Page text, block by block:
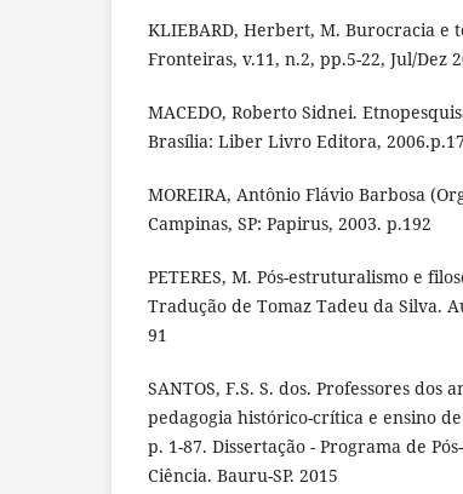
KLIEBARD, Herbert, M. Burocracia
Fronteiras, v.11, n.2, pp.5-22, Jul/Dez
MACEDO, Roberto Sidnei.
Brasília: Liber Livro Editora,
MOREIRA, Antônio Flávio Barbosa
Campinas, SP: Papirus, 2003. p.192
PETERES, M. Pós-estruturalismo e
Tradução de Tomaz Tadeu da Silva.
91
SANTOS, F.S. S. dos. Professores
pedagogia histórico-crítica e ensino
p. 1-87. Dissertação - Programa de
Ciência. Bauru-SP. 2015